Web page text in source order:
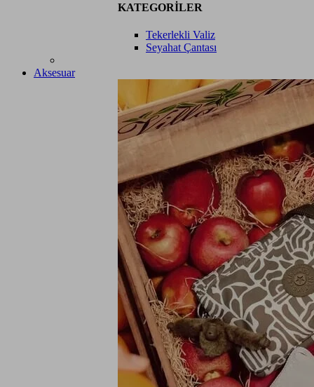
KATEGORİLER
Tekerlekli Valiz
Seyahat Çantası
Aksesuar